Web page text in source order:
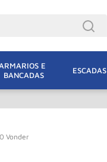
E
BANCADAS
ESCADAS
Vonder